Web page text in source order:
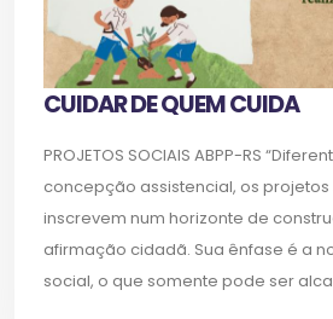
CUIDAR DE QUEM CUIDA
PROJETOS SOCIAIS ABPP-RS
concepção assistencial, os projetos
inscrevem num horizonte de
afirmação cidadã. Sua ênfase é a
social, o que somente pode ser